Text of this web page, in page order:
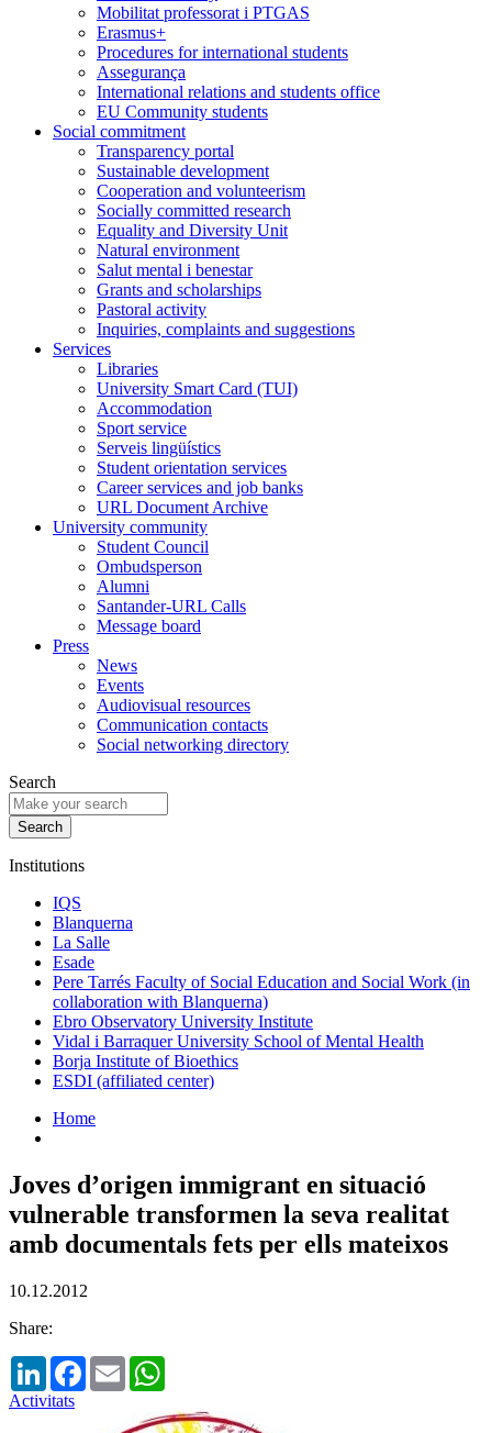
Mobilitat professorat i PTGAS
Erasmus+
Procedures for international students
Assegurança
International relations and students office
EU Community students
Social commitment
Transparency portal
Sustainable development
Cooperation and volunteerism
Socially committed research
Equality and Diversity Unit
Natural environment
Salut mental i benestar
Grants and scholarships
Pastoral activity
Inquiries, complaints and suggestions
Services
Libraries
University Smart Card (TUI)
Accommodation
Sport service
Serveis lingüístics
Student orientation services
Career services and job banks
URL Document Archive
University community
Student Council
Ombudsperson
Alumni
Santander-URL Calls
Message board
Press
News
Events
Audiovisual resources
Communication contacts
Social networking directory
Search
Institutions
IQS
Blanquerna
La Salle
Esade
Pere Tarrés Faculty of Social Education and Social Work (in
collaboration with Blanquerna)
Ebro Observatory University Institute
Vidal i Barraquer University School of Mental Health
Borja Institute of Bioethics
ESDI (affiliated center)
Home
Joves d’origen immigrant en situació
vulnerable transformen la seva realitat
amb documentals fets per ells mateixos
10.12.2012
Share:
LinkedInFacebook
Email
Activitats